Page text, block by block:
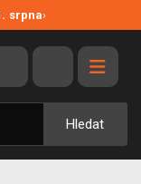
srpna›
Hledat